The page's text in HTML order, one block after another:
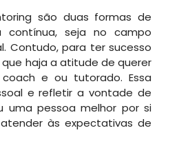
são duas formas de
contínua, seja no campo
Contudo, para ter sucesso
haja a atitude de querer
e ou tutorado. Essa
e refletir a vontade de
uma pessoa melhor por si
às expectativas de